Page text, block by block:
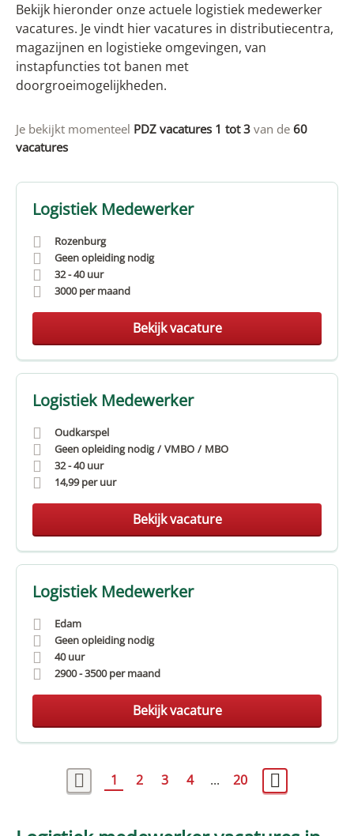
Bekijk hieronder onze actuele logistiek medewerker
vacatures. Je vindt hier vacatures in distributiecentra,
magazijnen en logistieke omgevingen, van
instapfuncties tot banen met
doorgroeimogelijkheden.
Je bekijkt momenteel PDZ vacatures 1 tot 3 van de 60
vacatures
Logistiek Medewerker
Rozenburg
Geen opleiding nodig
32 - 40 uur
3000 per maand
Bekijk vacature
Logistiek Medewerker
Oudkarspel
Geen opleiding nodig
VMBO
MBO
32 - 40 uur
14,99 per uur
Bekijk vacature
Logistiek Medewerker
Edam
Geen opleiding nodig
40 uur
2900-3500 per maand
Bekijk vacature
1 2 3 4 ... 20